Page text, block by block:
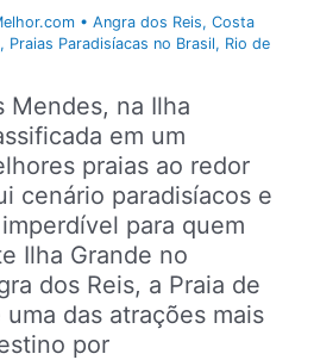
•Angra dos Reis,Costa
, Praias Paradisíacas no Brasil, Rio de
Mendes, na Ilha
em um
praias ao redor
cenário paradisíacos e
para quem
Ilha Grande no
dos Reis, a Praia de
das atrações mais
por